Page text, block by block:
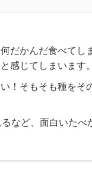
だかんだ食べてし
感じてしまいます。
！そもそも種をそ
など、面白いたべ